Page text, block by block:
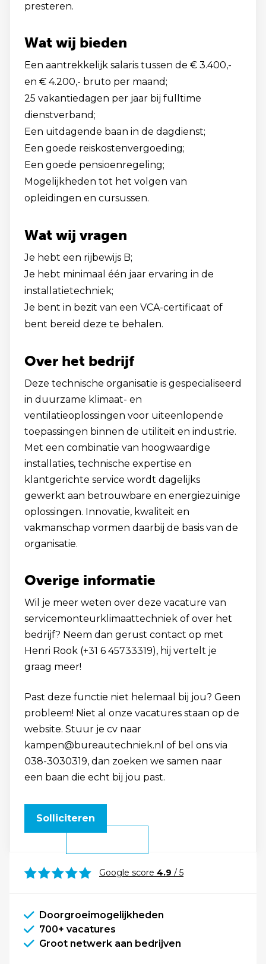
presteren.
Wat wij bieden
Een aantrekkelijk salaris tussen de € 3.400,-
en € 4.200,- bruto per maand;
25 vakantiedagen per jaar bij fulltime
dienstverband;
Een uitdagende baan in de dagdienst;
Een goede reiskostenvergoeding;
Een goede pensioenregeling;
Mogelijkheden tot het volgen van
opleidingen en cursussen.
Wat wij vragen
Je hebt een rijbewijs B;
Je hebt minimaal één jaar ervaring in de
installatietechniek;
Je bent in bezit van een VCA-certificaat of
bent bereid deze te behalen.
Over het bedrijf
Deze technische organisatie is gespecialiseerd
in duurzame klimaat- en
ventilatieoplossingen voor uiteenlopende
toepassingen binnen de utiliteit en industrie.
Met een combinatie van hoogwaardige
installaties, technische expertise en
klantgerichte service wordt dagelijks
gewerkt aan betrouwbare en energiezuinige
oplossingen. Innovatie, kwaliteit en
vakmanschap vormen daarbij de basis van de
organisatie.
Overige informatie
Wil je meer weten over deze vacature van
servicemonteurklimaattechniek of over het
bedrijf? Neem dan gerust contact op met
Henri Rook (+31 6 45733319), hij vertelt je
graag meer!
Past deze functie niet helemaal bij jou? Geen
probleem! Niet al onze vacatures staan op de
website. Stuur je cv naar
kampen@bureautechniek.nl of bel ons via
038-3030319, dan zoeken we samen naar
een baan die echt bij jou past.
Solliciteren
Google score 4.9 / 5
Doorgroeimogelijkheden
700+ vacatures
Groot netwerk aan bedrijven